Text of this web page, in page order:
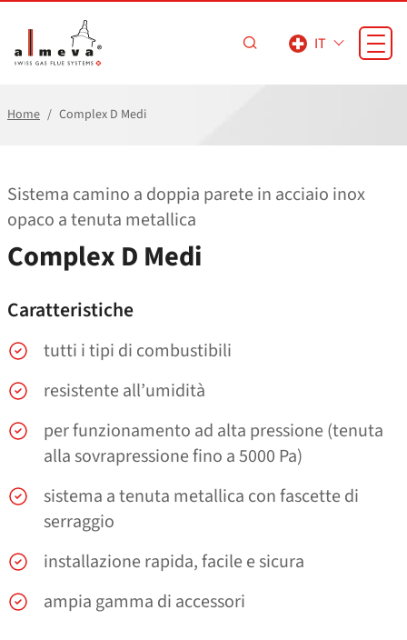
IT
Home Complex D Medi
Sistema camino a doppia parete in acciaio inox
opaco a tenuta metallica
Complex D Medi
Caratteristiche
tutti i tipi di combustibili
resistente all’umidità
per funzionamento ad alta pressione (tenuta
alla sovrapressione fino a 5000 Pa)
sistema a tenuta metallica con fascette di
serraggio
installazione rapida, facile e sicura
ampia gamma di accessori